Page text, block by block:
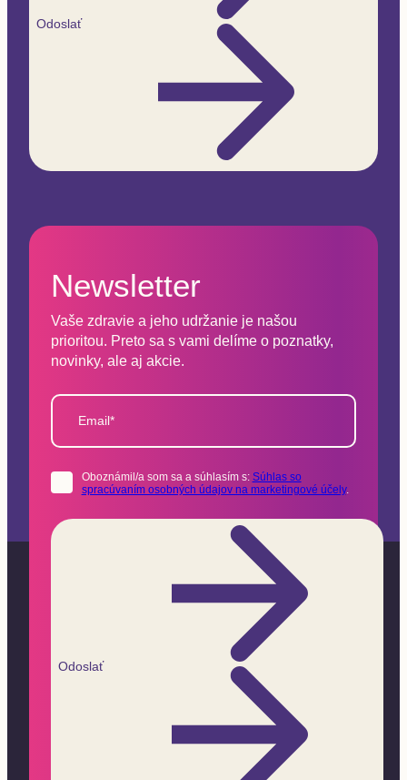
Odoslať
Newsletter
Vaše zdravie a jeho udržanie je našou
prioritou. Preto sa s vami delíme o poznatky,
novinky, ale aj akcie.
Email*
Oboznámil/a som sa a súhlasím s: Súhlas so
spracúvaním osobných údajov na marketingové účely.
Odoslať